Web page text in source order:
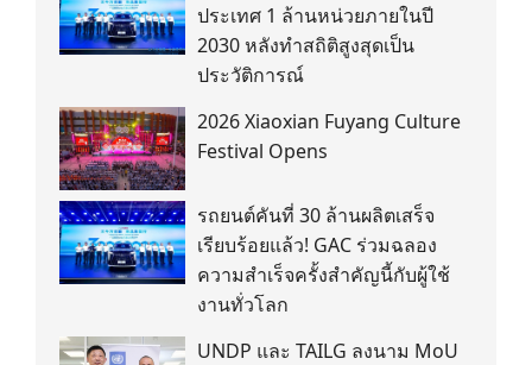
ประเทศ 1 ล้านหน่วยภายในปี
2030 หลังทำสถิติสูงสุดเป็น
ประวัติการณ์
2026 Xiaoxian Fuyang Culture
Festival Opens
รถยนต์คันที่ 30 ล้านผลิตเสร็จ
เรียบร้อยแล้ว! GAC ร่วมฉลอง
ความสำเร็จครั้งสำคัญนี้กับผู้ใช้
งานทั่วโลก
UNDP และ TAILG ลงนาม MoU